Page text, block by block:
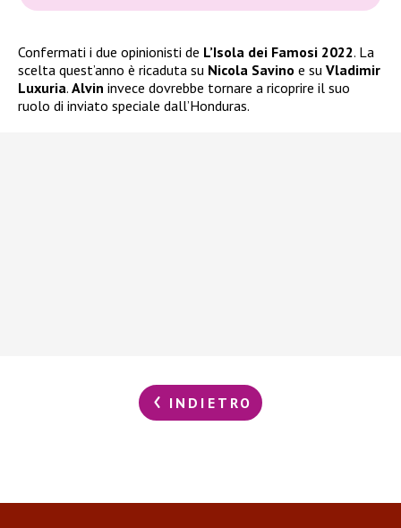
Confermati i due opinionisti de L’Isola dei Famosi 2022. La
scelta quest’anno è ricaduta su Nicola Savino e su Vladimir
Luxuria. Alvin invece dovrebbe tornare a ricoprire il suo
ruolo di inviato speciale dall’Honduras.
INDIETRO